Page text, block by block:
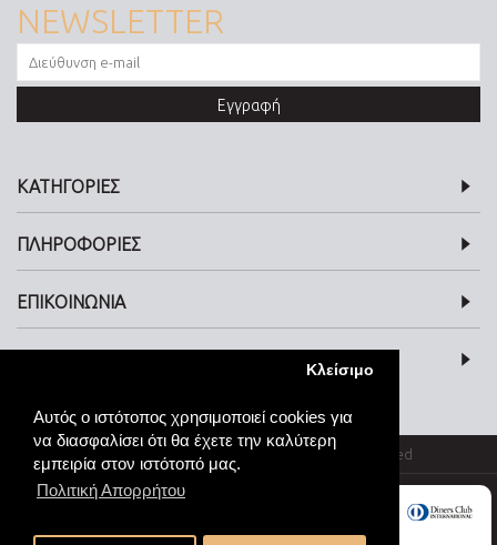
Αυτός ο ιστότοπος χρησιμοποιεί cookies για
να διασφαλίσει ότι θα έχετε την καλύτερη
εμπειρία στον ιστότοπό μας.
Πολιτική Απορρήτου
Κλείσιμο
NEWSLETTER
Εγγραφή
ΚΑΤΗΓΟΡΙΕΣ
ΠΛΗΡΟΦΟΡΙΕΣ
ΕΠΙΚΟΙΝΩΝΙΑ
© kosmimata-roloi.gr Jewellery. All rights reserved